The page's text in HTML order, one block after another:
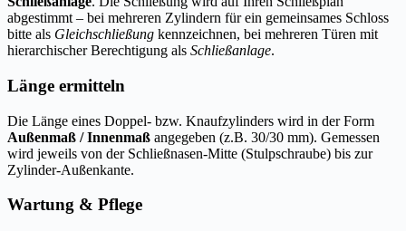
abgestimmt – bei mehreren Zylindern für ein gemeinsames Schloss
bitte als Gleichschließung kennzeichnen, bei mehreren Türen mit
hierarchischer Berechtigung als Schließanlage.
Länge ermitteln
Die Länge eines Doppel- bzw. Knaufzylinders wird in der Form
Außenmaß / Innenmaß angegeben (z.B. 30/30 mm). Gemessen
wird jeweils von der Schließnasen-Mitte (Stulpschraube) bis zur
Zylinder-Außenkante.
Wartung & Pflege